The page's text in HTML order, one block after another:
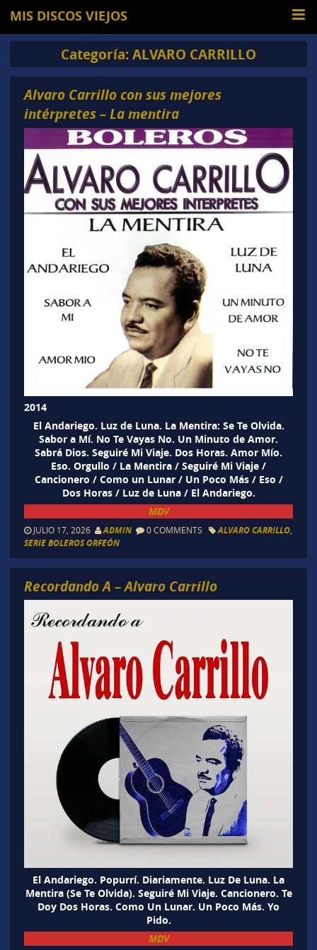
MIS DISCOS VIEJOS
Categoría:ALVARO CARRILLO
Alvaro Carrillo con sus mejores
intérpretes – La mentira
2014
El Andariego. Luz de Luna. La Mentira: Se Te Olvida.
Sabor a Mí. No Te Vayas No. Un Minuto de Amor.
Sabrá Dios. Seguiré Mi Viaje. Dos Horas. Amor Mío.
Eso. Orgullo / La Mentira / Seguiré Mi Viaje /
Cancionero / Como un Lunar / Un Poco Más / Eso /
Dos Horas / Luz de Luna / El Andariego.
MDV
JULIO 17, 2026 ADMIN 0 COMMENTS ALVARO CARRILLO,
SERIE BOLEROS ORFEÓN
Recordando A – Alvaro Carrillo
El Andariego. Popurrí. Diariamente. Luz De Luna. La
Mentira (Se Te Olvida). Seguiré Mi Viaje. Cancionero. Te
Doy Dos Horas. Como Un Lunar. Un Poco Más. Yo
Pido.
MDV